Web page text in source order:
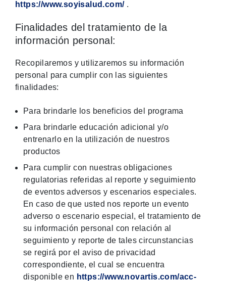
https://www.soyisalud.com/.
Finalidades del tratamiento de la
información personal:
Recopilaremos y utilizaremos su información
personal para cumplir con las siguientes
finalidades:
Para brindarle los beneficios del programa
Para brindarle educación adicional y/o
entrenarlo en la utilización de nuestros
productos
Para cumplir con nuestras obligaciones
regulatorias referidas al reporte y seguimiento
de eventos adversos y escenarios especiales.
En caso de que usted nos reporte un evento
adverso o escenario especial, el tratamiento de
su información personal con relación al
seguimiento y reporte de tales circunstancias
se regirá por el aviso de privacidad
correspondiente, el cual se encuentra
disponible en https://www.novartis.com/acc-